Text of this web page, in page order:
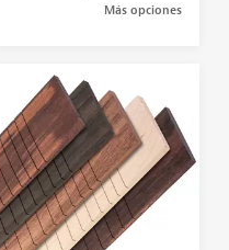
Más opciones